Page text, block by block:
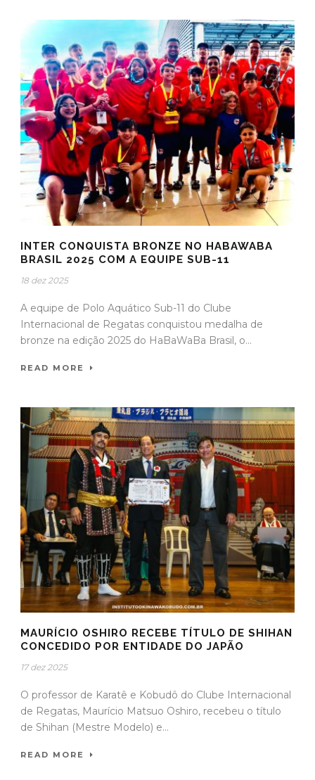
INTER CONQUISTA BRONZE NO HABAWABA
BRASIL 2025 COM A EQUIPE SUB-11
18 dez 2025
A equipe de Polo Aquático Sub-11 do Clube
Internacional de Regatas conquistou medalha de
bronze na edição 2025 do HaBaWaBa Brasil, o...
READ MORE
MAURÍCIO OSHIRO RECEBE TÍTULO DE SHIHAN
CONCEDIDO POR ENTIDADE DO JAPÃO
17 dez 2025
O professor de Karatê e Kobudô do Clube Internacional
de Regatas, Maurício Matsuo Oshiro, recebeu o título
de Shihan (Mestre Modelo) e...
READ MORE